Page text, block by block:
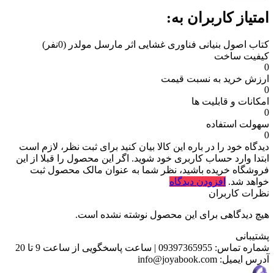
امتیاز کاربران به:
کتاب اصول بنیانی فناوری غشایی اثر مارسل مولدر (0نفر)
کیفیت ساخت
0
ارزش خرید به نسبت قیمت
0
امکانات و قابلیت ها
0
سهولت استفاده
0
دیدگاه خود را در باره این کالا بیان کنید برای ثبت نظر، لازم است
ابتدا وارد حساب کاربری خود شوید. اگر این محصول را قبلا از این
فروشگاه خریده باشید، نظر شما به عنوان مالک محصول ثبت
خواهد شد. افزودن دیدگاه
نظرات کاربران
هیچ دیدگاهی برای این محصول نوشته نشده است.
پشتیبانی
شماره تماس: 09397365955
| ساعت پاسخگویی از ساعت 9 تا 20
آدرس ایمیل: info@joyabook.com